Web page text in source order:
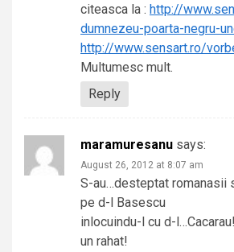
citeasca la : http://
dumnezeu-poarta-negru-
http://www.sensart.ro/
Multumesc mult.
Reply
maramuresanu says:
August 26, 2012 at 8:07 am
S-au…desteptat romanasii
pe d-l Basescu
inlocuindu-l cu d-
un rahat!